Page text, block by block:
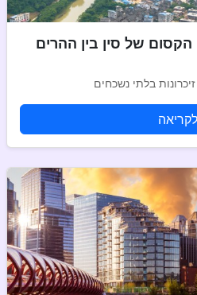
הקסום של סין בין ההרים
בלתי נשכחים
לקריאה